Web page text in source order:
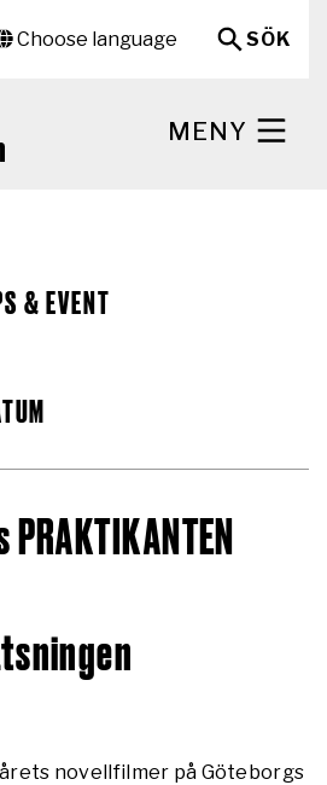
Choose language
SÖK
MENY
& EVENT
novellfilmer på Göteborgs